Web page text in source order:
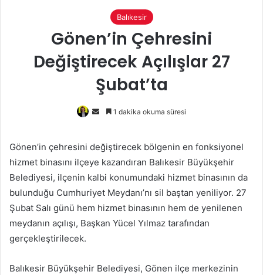
Balıkesir
Gönen’in Çehresini
Değiştirecek Açılışlar 27
Şubat’ta
Bir
göndermek
1 dakika okuma süresi
Gönen’in çehresini değiştirecek bölgenin en fonksiyonel
hizmet binasını ilçeye kazandıran Balıkesir Büyükşehir
Belediyesi, ilçenin kalbi konumundaki hizmet binasının da
bulunduğu Cumhuriyet Meydanı’nı sil baştan yeniliyor. 27
Şubat Salı günü hem hizmet binasının hem de yenilenen
meydanın açılışı, Başkan Yücel Yılmaz tarafından
gerçekleştirilecek.
Balıkesir Büyükşehir Belediyesi, Gönen ilçe merkezinin